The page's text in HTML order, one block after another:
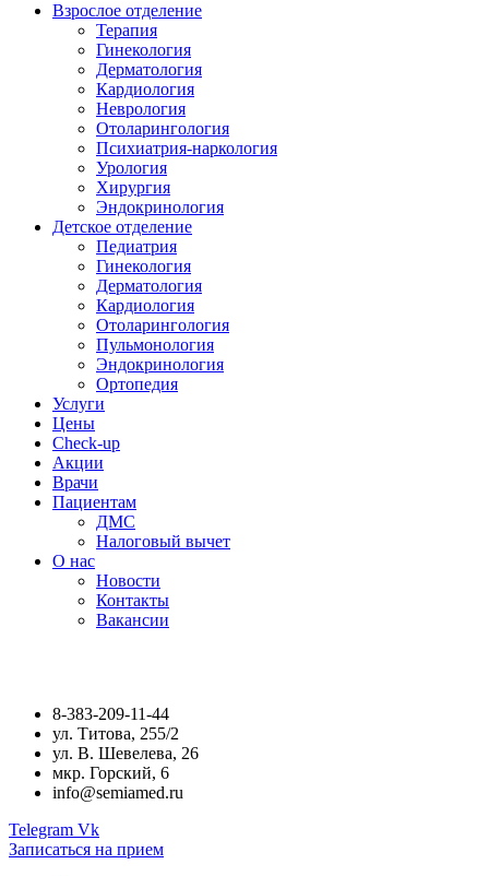
Взрослое отделение
Терапия
Гинекология
Дерматология
Кардиология
Неврология
Отоларингология
Психиатрия-наркология
Урология
Хирургия
Эндокринология
Детское отделение
Педиатрия
Гинекология
Дерматология
Кардиология
Отоларингология
Пульмонология
Эндокринология
Ортопедия
Услуги
Цены
Check-up
Акции
Врачи
Пациентам
ДМС
Налоговый вычет
О нас
Новости
Контакты
Вакансии
8-383-209-11-44
ул. Титова, 255/2
ул. В. Шевелева, 26
мкр. Горский, 6
info@semiamed.ru
Telegram Vk
Записаться на прием